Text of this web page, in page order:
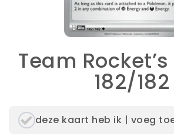
Team
182/182
deze kaart heb ik | voeg